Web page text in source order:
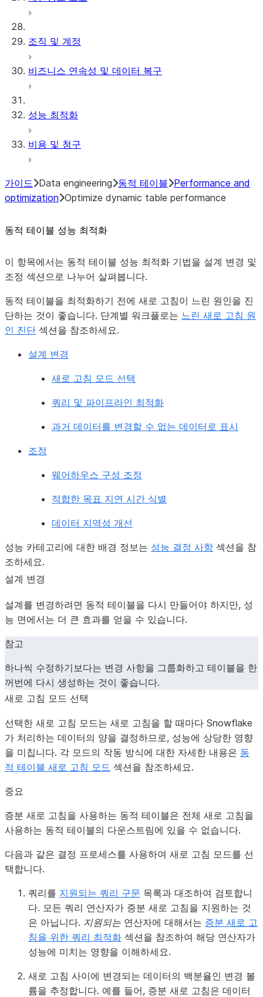
조직 및 계정
비즈니스 연속성 및 데이터 복구
성능 최적화
비용 및 청구
가이드 Data engineering 동적 테이블 Performance and
optimization Optimize dynamic table performance
동적 테이블 성능 최적화
이 항목에서는 동적 테이블 성능 최적화 기법을 설계 변경 및
조정 섹션으로 나누어 살펴봅니다.
동적 테이블을 최적화하기 전에 새로 고침이 느린 원인을 진
단하는 것이 좋습니다. 단계별 워크플로는 느린 새로 고침 원
인 진단 섹션을 참조하세요.
설계 변경
새로 고침 모드 선택
쿼리 및 파이프라인 최적화
과거 데이터를 변경할 수 없는 데이터로 표시
조정
웨어하우스 구성 조정
적합한 목표 지연 시간 식별
데이터 지역성 개선
성능 카테고리에 대한 배경 정보는 성능 결정 사항 섹션을 참
조하세요.
설계 변경
설계를 변경하려면 동적 테이블을 다시 만들어야 하지만, 성
능 면에서는 더 큰 효과를 얻을 수 있습니다.
참고
하나씩 수정하기보다는 변경 사항을 그룹화하고 테이블을 한
꺼번에 다시 생성하는 것이 좋습니다.
새로 고침 모드 선택
선택한 새로 고침 모드는 새로 고침을 할 때마다 Snowflake
가 처리하는 데이터의 양을 결정하므로, 성능에 상당한 영향
을 미칩니다. 각 모드의 작동 방식에 대한 자세한 내용은 동
적 테이블 새로 고침 모드 섹션을 참조하세요.
중요
증분 새로 고침을 사용하는 동적 테이블은 전체 새로 고침을
사용하는 동적 테이블의 다운스트림에 있을 수 없습니다.
다음과 같은 결정 프로세스를 사용하여 새로 고침 모드를 선
택합니다.
쿼리를 지원되는 쿼리 구문 목록과 대조하여 검토합니
다. 모든 쿼리 연산자가 증분 새로 고침을 지원하는 것
은 아닙니다. 지원되는 연산자에 대해서는 증분 새로 고
침을 위한 쿼리 최적화 섹션을 참조하여 해당 연산자가
성능에 미치는 영향을 이해하세요.
새로 고침 사이에 변경되는 데이터의 백분율인 변경 볼
륨을 추정합니다. 예를 들어, 증분 새로 고침은 데이터